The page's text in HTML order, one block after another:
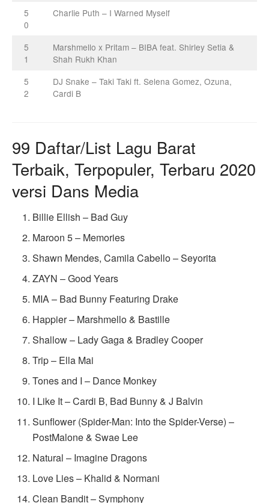
5
0
Charlie Puth – I Warned Myself
5
1
Marshmello x Pritam – BIBA feat. Shirley Setia &
Shah Rukh Khan
5
2
DJ Snake – Taki Taki ft. Selena Gomez, Ozuna,
Cardi B
99 Daftar/List Lagu Barat
Terbaik, Terpopuler, Terbaru 2020
versi Dans Media
Billie Ellish – Bad Guy
Maroon 5 – Memories
Shawn Mendes, Camila Cabello – Seyorita
ZAYN – Good Years
MIA – Bad Bunny Featuring Drake
Happier – Marshmello & Bastille
Shallow – Lady Gaga & Bradley Cooper
Trip – Ella Mai
Tones and I – Dance Monkey
I Like It – Cardi B, Bad Bunny & J Balvin
Sunflower (Spider-Man: Into the Spider-Verse) –
PostMalone &Swae Lee
Natural – Imagine Dragons
Love Lies – Khalid & Normani
Clean Bandit – Symphony